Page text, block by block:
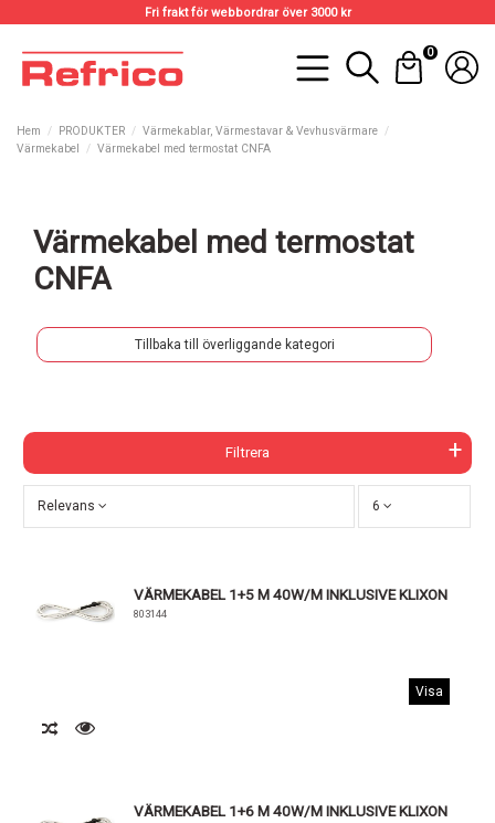
Fri frakt för webbordrar över 3000 kr
0
Hem PRODUKTER
Värmekablar, Värmestavar & Vevhusvärmare
Värmekabel
Värmekabel med termostat CNFA
Värmekabel med termostat
CNFA
Tillbaka till överliggande kategori
Filtrera
Relevans 6
VÄRMEKABEL 1+5 M 40W/M INKLUSIVE KLIXON
803144
Visa
VÄRMEKABEL 1+6 M 40W/M INKLUSIVE KLIXON